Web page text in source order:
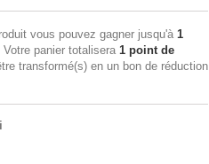
vous pouvez gagner jusqu'à 1
Votre panier totalisera 1 point de
transformé(s) en un bon de réduction